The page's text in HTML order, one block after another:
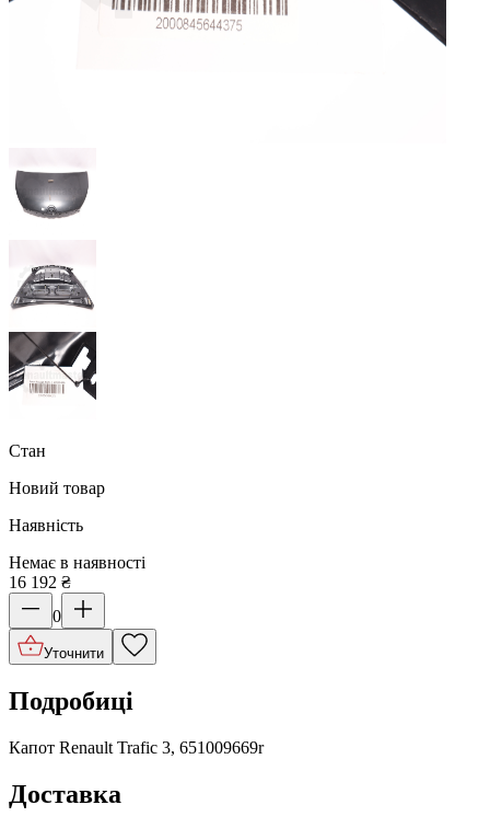
Стан
Новий товар
Наявність
Немає в наявності
16 192 ₴
0
Уточнити
Подробиці
Капот Renault Trafic 3, 651009669r
Доставка